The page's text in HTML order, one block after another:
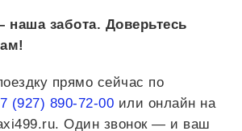
забота. Доверьтесь
прямо сейчас по
(927) 890-72-00 или онлайн на
Один звонок — и ваш